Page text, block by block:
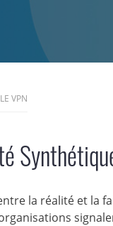
LE VPN
la réalité et la